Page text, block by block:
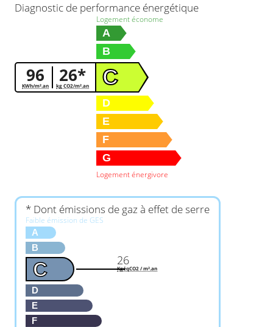
Diagnostic de performance énergétique
96
KWh/m².an 26*
kg CO2/m².an
Logement économe
A
B
C
D
E
F
G
Logement énergivore
* Dont émissions de gaz à effet de serre
Faible émission de GES
A
B
C
D
E
F
26
KgéqCO2 / m².an